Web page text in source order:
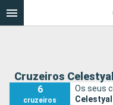
Cruzeiros
6
cruzeiros
Os seus